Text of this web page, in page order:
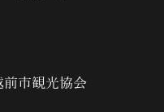
前市観光協会